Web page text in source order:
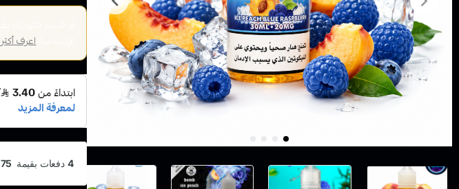
الإسلاميةاعرف أكثر